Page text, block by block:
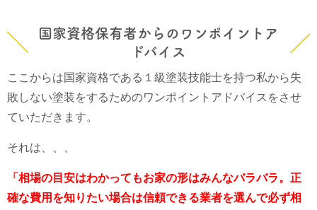
国家資格保有者からのワンポイントア
ドバイス
ここからは国家資格である１級塗装技能士を持つ私から失
敗しない塗装をするためのワンポイントアドバイスをさせ
ていただきます。
それは、、、
「相場の目安はわかってもお家の形はみんなバラバラ。正
確な費用を知りたい場合は信頼できる業者を選んで必ず相